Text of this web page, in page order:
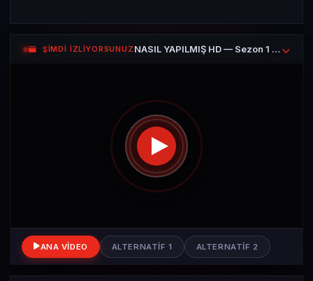
ŞİMDİ İZLİYORSUNUZ NASIL YAPILMIŞ HD — Sezon 1 Bölüm 1
ANA VIDEO ALTERNATIF 1 ALTERNATIF 2